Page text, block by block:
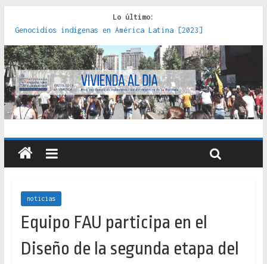
Lo último:
Genocidios indígenas en América Latina [2023]
Estudios sobre la espacialización de los Estados :
políticas, prácticas y representaciones [2022]
Donde el pedernal choca con el acero : hacia una teoría
crítica de las fronteras latinoamericanas [2020]
Criterios técnicos para una vivienda adecuada [2019]
Red de consultorios de la Caja del Seguro Obrero en
Santiago : un patrimonio emblemático [2014]
noticias
Equipo FAU participa en el
Diseño de la segunda etapa del